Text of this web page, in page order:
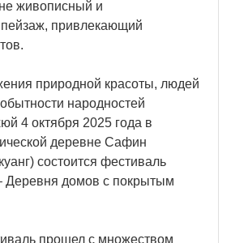
живописный и
привлекающий
природной красоты, людей
народностей
4 октября 2025 года в
деревне Сафин
состоится фестиваль
Деревня домов с покрытым
прошел с множеством